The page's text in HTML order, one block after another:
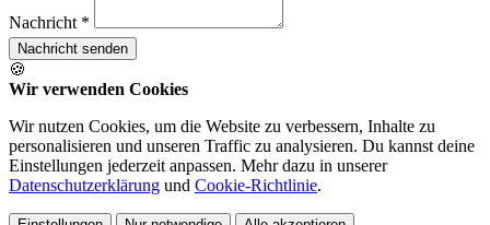
Nachricht *
Nachricht senden
🍪
Wir verwenden Cookies
Wir nutzen Cookies, um die Website zu verbessern, Inhalte zu
personalisieren und unseren Traffic zu analysieren. Du kannst deine
Einstellungen jederzeit anpassen. Mehr dazu in unserer
Datenschutzerklärung und Cookie-Richtlinie.